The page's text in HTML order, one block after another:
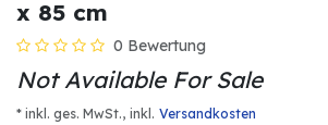
x 85 cm
0 Bewertung
Not Available For Sale
* inkl. ges. MwSt., inkl. Versandkosten